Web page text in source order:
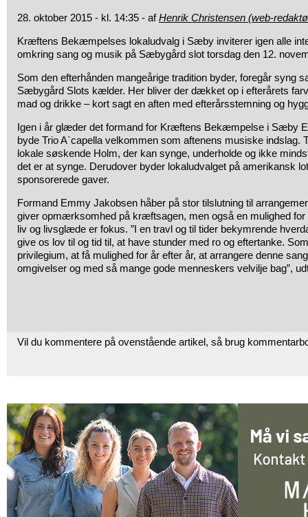
28. oktober 2015 - kl. 14:35 - afHenrik Christensen (web-
Kræftens Bekæmpelses lokaludvalg i Sæby inviterer igen alle
omkring sang og musik på Sæbygård slot torsdag den 12.
Som den efterhånden mangeårige tradition byder, foregår syng
Sæbygård Slots kælder. Her bliver der dækket op i efterårets
mad og drikke – kort sagt en aften med efterårsstemning og
Igen i år glæder det formand for Kræftens Bekæmpelse i Sæby
byde Trio A`capella velkommen som aftenens musiske indslag.
lokale søskende Holm, der kan synge, underholde og ikke
det er at synge. Derudover byder lokaludvalget på amerikansk
sponsorerede gaver.
Formand Emmy Jakobsen håber på stor tilslutning til
giver opmærksomhed på kræftsagen, men også en mulighed
liv og livsglæde er fokus. ”I en travl og til tider bekymrende
give os lov til og tid til, at have stunder med ro og eftertanke.
privilegium, at få mulighed for år efter år, at arrangere denne
omgivelser og med så mange gode menneskers velvilje bag”,
Vil du kommentere på ovenstående artikel, så brug